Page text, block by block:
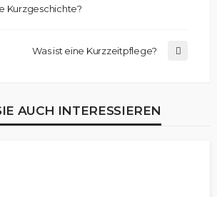
Kurzgeschichte?
Was ist eine Kurzzeitpflege?
AUCH INTERESSIEREN